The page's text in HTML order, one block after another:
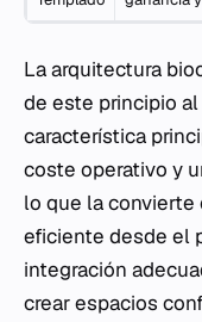
La arquitectura
de este principio
característica
coste operativo y
lo que la
eficiente desde el
integración
crear espacios